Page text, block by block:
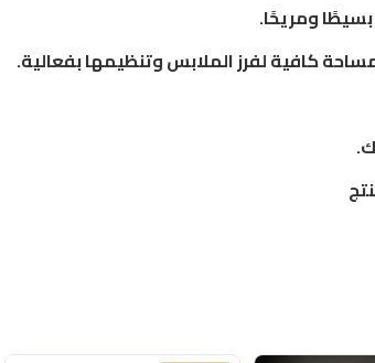
ومريحًا.
كافية لفرز الملابس وتنظيمها بفعالية.